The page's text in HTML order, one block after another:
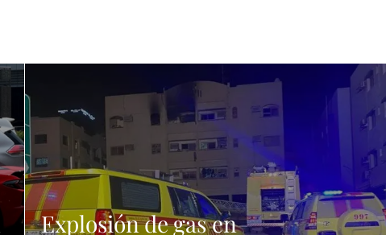
Explosión de gas en